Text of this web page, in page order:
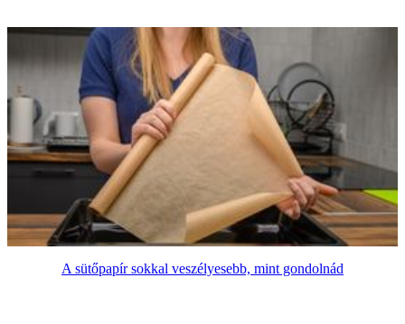
A sütőpapír sokkal veszélyesebb, mint gondolnád